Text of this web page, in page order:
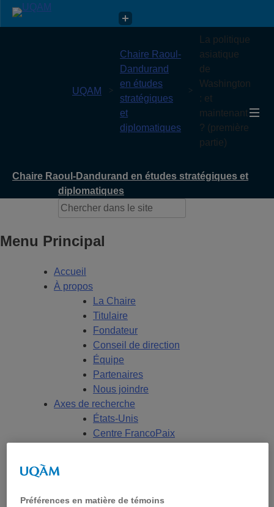
Chaire Raoul-Dandurand en études stratégiques et
UQAM
Chaire Raoul-
Dandurand
en études
stratégiques
et
diplomatiques
La politique
asiatique
de
Washington
: et
maintenant
? (première
partie)
Chaire Raoul-Dandurand en études stratégiques et
diplomatiques
Menu Principal
Accueil
À propos
La Chaire
Titulaire
Fondateur
Conseil de direction
Équipe
Partenaires
Nous joindre
Axes de recherche
États-Unis
Centre FrancoPaix
Préférences en matière de témoins